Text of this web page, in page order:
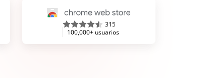
315
100,000+ usuarios